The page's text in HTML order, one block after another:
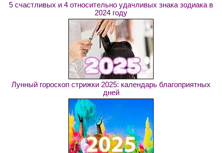
5 счастливых и 4 относительно удачливых знака зодиака в
2024 году
Лунный гороскоп стрижки 2025: календарь благоприятных
дней